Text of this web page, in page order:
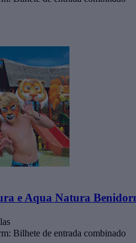
e Aqua Natura
Bilhete de entrada combinado